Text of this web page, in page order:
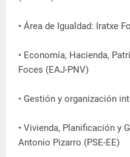
• Área de Igualdad: Iratxe
• Economía, Hacienda,
Foces (EAJ-PNV)
• Gestión y organización
• Vivienda, Planificación y
Antonio Pizarro (PSE-EE)